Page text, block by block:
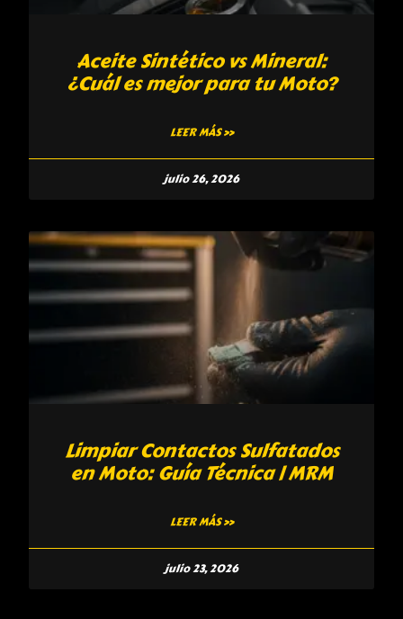
Aceite Sintético vs Mineral:
¿Cuál es mejor para tu Moto?
LEER MÁS »
julio 26, 2026
Limpiar Contactos Sulfatados
en Moto: Guía Técnica | MRM
LEER MÁS »
julio 23, 2026